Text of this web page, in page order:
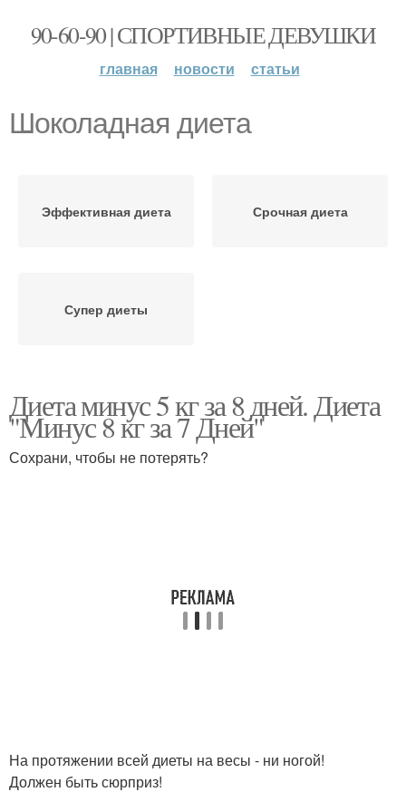
90-60-90 | СПОРТИВНЫЕ ДЕВУШКИ
главная новости статьи
Шоколадная диета
Эффективная диета Срочная диета
Супер диеты
Диета минус 5 кг за 8 дней. Диета
"Минус 8 кг за 7 Дней"
Сохрани, чтобы не потерять?
На протяжении всей диеты на весы - ни ногой!
Должен быть сюрприз!